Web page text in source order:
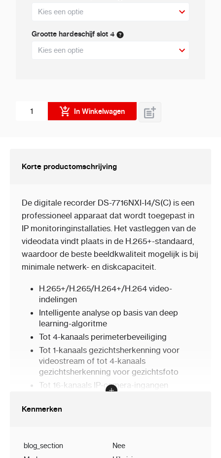
Grootte hardeschijf slot 4
In Winkelwagen
Korte productomschrijving
De digitale recorder DS-7716NXI-I4/S(C) is een
professioneel apparaat dat wordt toegepast in
IP monitoringinstallaties. Het vastleggen van de
videodata vindt plaats in de H.265+-standaard,
waardoor de beste beeldkwaliteit mogelijk is bij
minimale netwerk- en diskcapaciteit.
H.265+/H.265/H.264+/H.264 video-
indelingen
Intelligente analyse op basis van deep
learning-algoritme
Tot 4-kanaals perimeterbeveiliging
Tot 1-kanaals gezichtsherkenning voor
videostream of tot 4-kanaals
gezichtsherkenning voor gezichtsfoto
Tot 16-kanaals IP-camera-ingangen
decoderingscapaciteit
Kenmerken
blog_section
Nee